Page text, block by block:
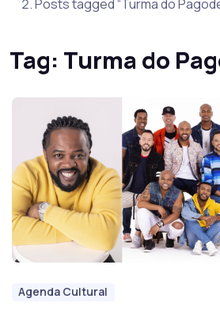
Posts tagged “Turma do
Tag: Turma do
Agenda Cultural